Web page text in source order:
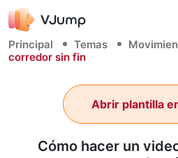
Principal Temas
corredor sin fin
Cómo hacer un
Abrir plantilla